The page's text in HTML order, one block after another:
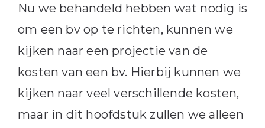
Nu we behandeld hebben wat nodig is
om een bv op te richten, kunnen we
kijken naar een projectie van de
kosten van een bv. Hierbij kunnen we
kijken naar veel verschillende kosten,
maar in dit hoofdstuk zullen we alleen